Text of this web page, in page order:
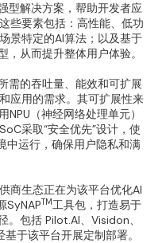
型解决方案，帮助开发者应
些要素包括：高性能、低功
景特定的AI算法；以及基于
从而提升整体用户体验。
需的吞吐量、能效和可扩展
应用的需求。其可扩展性来
NPU（神经网络处理单元）
采取“安全优先”设计，使
中运行，确保用户隐私和满
商生态正在为该平台优化AI
SyNAPTM工具包，打造易于
。包括 Pilot.AI、Visidon、
于该平台开展定制部署。